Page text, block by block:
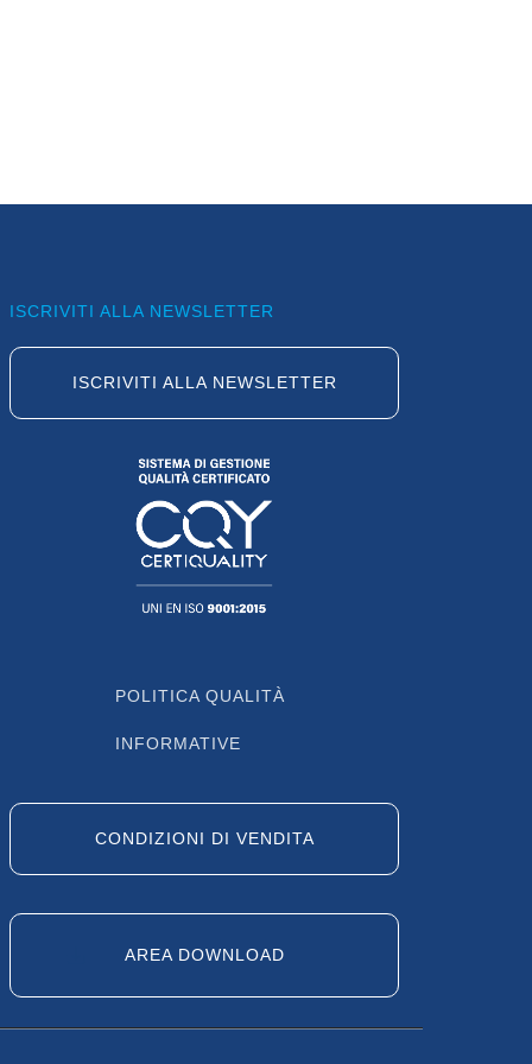
ISCRIVITI ALLA NEWSLETTER
ISCRIVITI ALLA NEWSLETTER
POLITICA QUALITÀ
INFORMATIVE
CONDIZIONI DI VENDITA
AREA DOWNLOAD